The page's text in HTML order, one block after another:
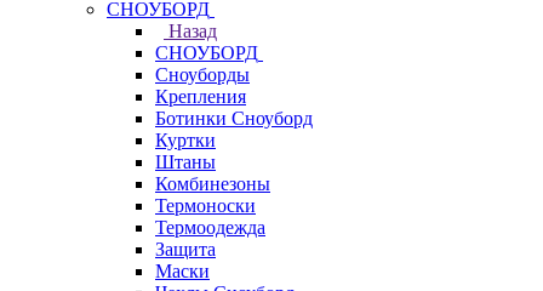
СНОУБОРД
Назад
СНОУБОРД
Сноуборды
Крепления
Ботинки Сноуборд
Куртки
Штаны
Комбинезоны
Термоноски
Термоодежда
Защита
Маски